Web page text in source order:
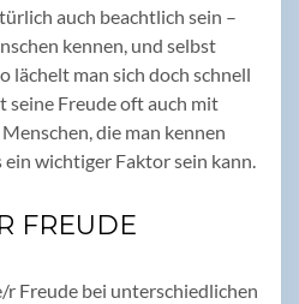
auch beachtlich sein –
kennen, und selbst
lächelt man sich doch schnell
seine Freude oft auch mit
die man kennen
wichtiger Faktor sein kann.
FREUDE
Freude bei unterschiedlichen